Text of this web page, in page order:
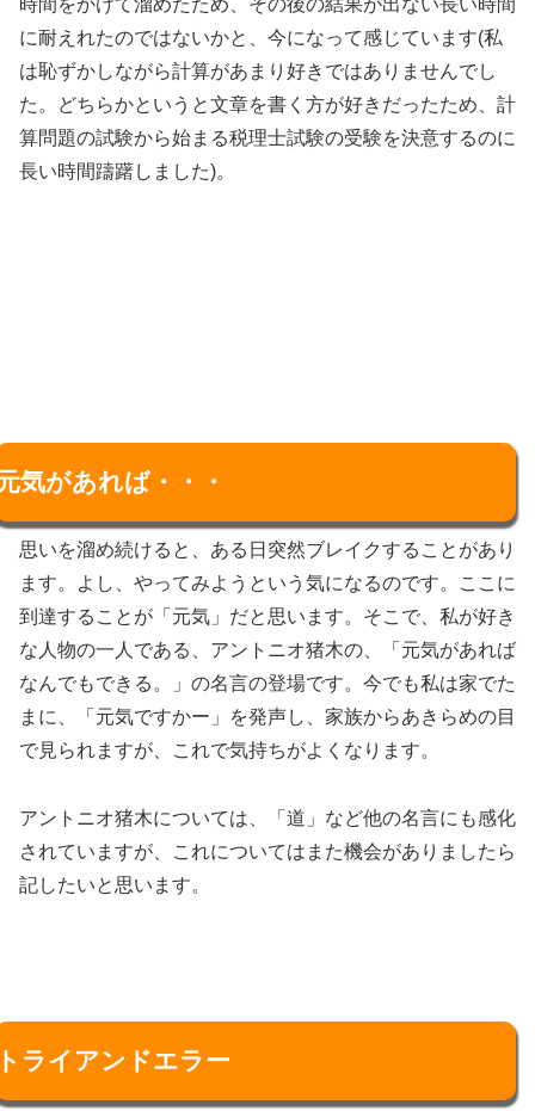
に耐えれたのではないかと、今になって感じています(私
は恥ずかしながら計算があまり好きではありませんでし
た。どちらかというと文章を書く方が好きだったため、計
算問題の試験から始まる税理士試験の受験を決意するのに
長い時間躊躇しました)。
気があれば・・・
思いを溜め続けると、ある日突然ブレイクすることがあり
ます。よし、やってみようという気になるのです。ここに
到達することが「元気」だと思います。そこで、私が好き
な人物の一人である、アントニオ猪木の、「元気があれば
なんでもできる。」の名言の登場です。今でも私は家でた
まに、「元気ですかー」を発声し、家族からあきらめの目
で見られますが、これで気持ちがよくなります。
アントニオ猪木については、「道」など他の名言にも感化
されていますが、これについてはまた機会がありましたら
記したいと思います。
ライアンドエラー